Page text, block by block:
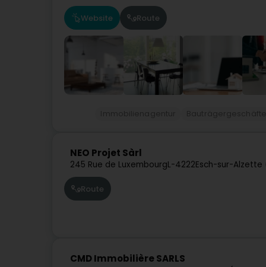
Website Route
NEO Projet Sàrl
245 Rue de LuxembourgL-4222Esch-sur-Alzette
Route
CMD Immobilière SARLS